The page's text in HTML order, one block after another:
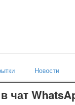
чат
Новости